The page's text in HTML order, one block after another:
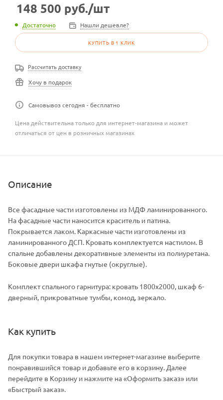
148 500 руб./шт
Достаточно Нашли дешевле?
КУПИТЬ В 1 КЛИК
Рассчитать доставку
Хочу в подарок
Самовывоз сегодня - бесплатно
Цена действительна только для интернет-магазина и может
отличаться от цен в розничных магазинах
Описание
Все фасадные части изготовлены из МДФ ламинированного.
На фасадные части наносится краситель и патина.
Покрывается лаком. Каркасные части изготовлены из
ламинированного ДСП. Кровать комплектуется настилом. В
спальне добавлены декоративные элементы из полиуретана.
Боковые двери шкафа гнутые (округлые).
Комплект спального гарнитура: кровать 1800х2000, шкаф 6-
дверный, прикроватные тумбы, комод, зеркало.
Как купить
Для покупки товара в нашем интернет-магазине выберите
понравившийся товар и добавьте его в корзину. Далее
перейдите в Корзину и нажмите на «Оформить заказ» или
«Быстрый заказ».